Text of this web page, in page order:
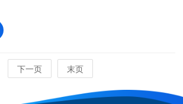
下一页 末页